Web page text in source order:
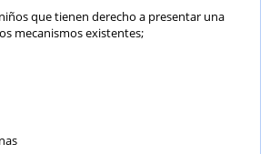
que tienen derecho a presentar una
mecanismos existentes;